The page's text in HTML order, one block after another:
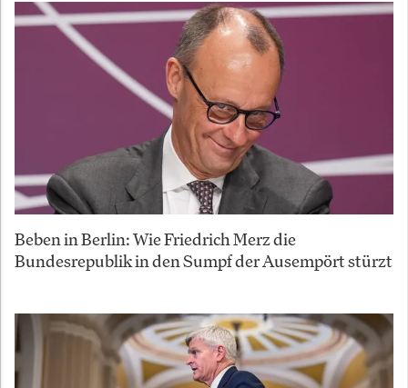
Beben in Berlin: Wie Friedrich Merz die
Bundesrepublik in den Sumpf der Ausempört stürzt